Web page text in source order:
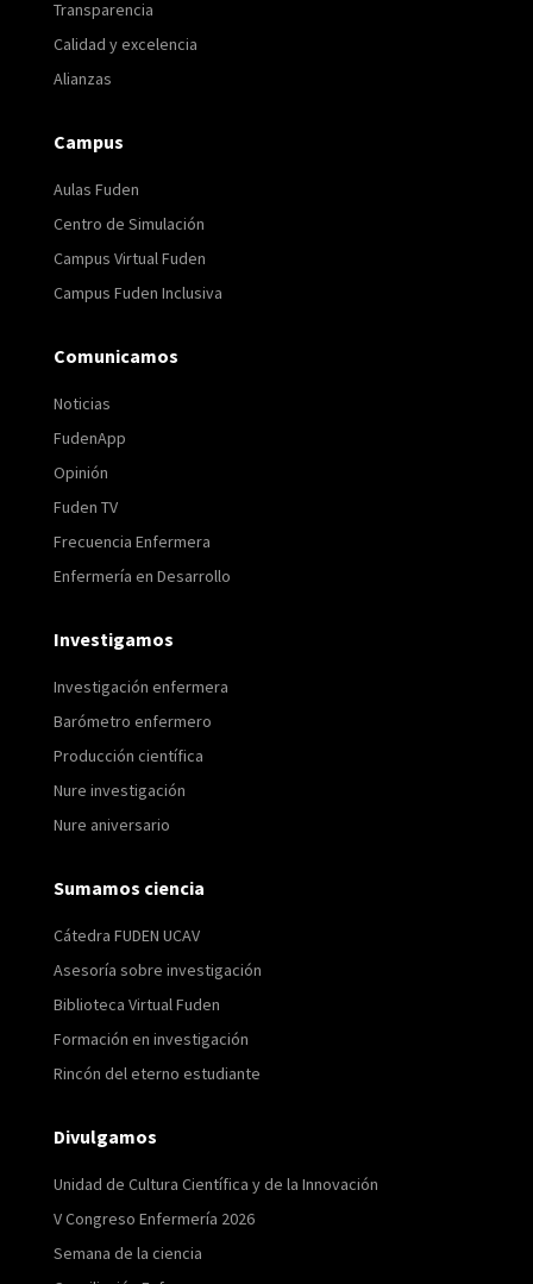
Transparencia
Calidad y excelencia
Alianzas
Campus
Aulas Fuden
Centro de Simulación
Campus Virtual Fuden
Campus Fuden Inclusiva
Comunicamos
Noticias
FudenApp
Opinión
Fuden TV
Frecuencia Enfermera
Enfermería en Desarrollo
Investigamos
Investigación enfermera
Barómetro enfermero
Producción científica
Nure investigación
Nure aniversario
Sumamos ciencia
Cátedra FUDEN UCAV
Asesoría sobre investigación
Biblioteca Virtual Fuden
Formación en investigación
Rincón del eterno estudiante
Divulgamos
Unidad de Cultura Científica y de la Innovación
V Congreso Enfermería 2026
Semana de la ciencia